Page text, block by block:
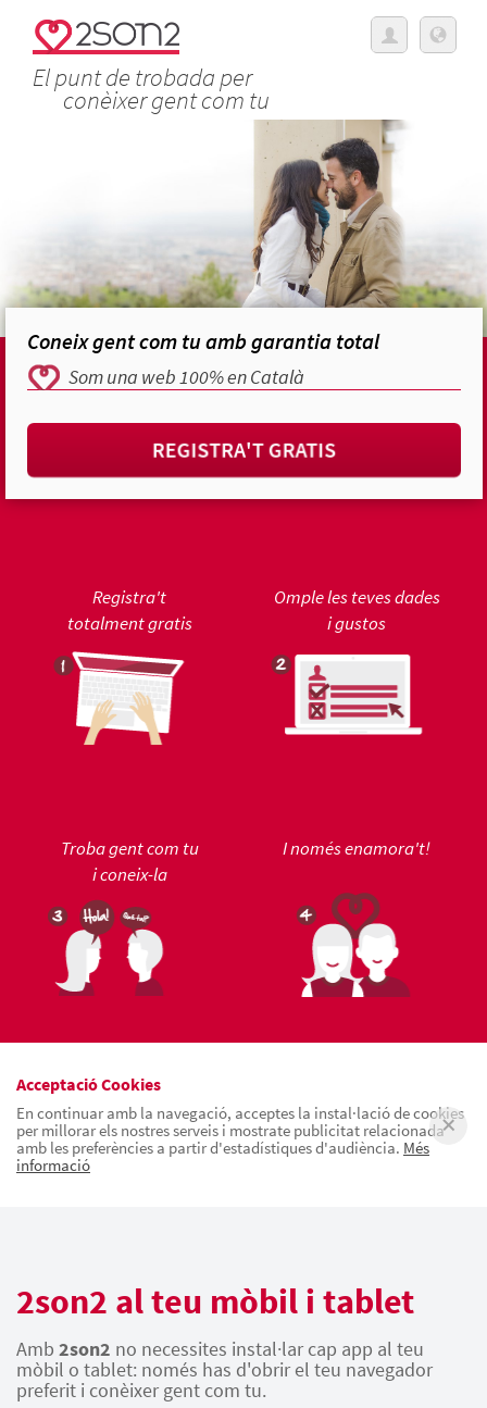
El punt de trobada per
conèixer gent com tu
Coneix gent com tu amb garantia total
Som una web 100% en Català
REGISTRA'T GRATIS
Registra't
totalment gratis
Omple les teves dades
i gustos
Troba gent com tu
i coneix-la
I només enamora't!
Acceptació Cookies
En continuar amb la navegació, acceptes la instal·lació de cookies
per millorar els nostres serveis i mostrate publicitat relacionada
amb les preferències a partir d'estadístiques d'audiència. Més
informació
2son2 al teu mòbil i tablet
Amb 2son2 no necessites instal·lar cap app al teu
mòbil o tablet: només has d'obrir el teu navegador
preferit i conèixer gent com tu.